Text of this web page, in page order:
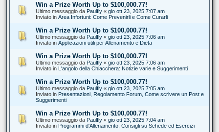
Win a Prize Worth Up to $100,000.77!
Ultimo messaggio da Paulfly « gio ott 23, 2025 7:07 am
Inviato in Area Infortuni: Come Prevenirli e Come Curarli
Win a Prize Worth Up to $100,000.77!
Ultimo messaggio da Paulfly « gio ott 23, 2025 7:06 am
Inviato in Applicazioni utili per Allenamento e Dieta
Win a Prize Worth Up to $100,000.77!
Ultimo messaggio da Paulfly « gio ott 23, 2025 7:06 am
Inviato in L'angolo della Chiacchera: Notizie varie e Suggerimenti
Win a Prize Worth Up to $100,000.77!
Ultimo messaggio da Paulfly « gio ott 23, 2025 7:05 am
Inviato in Presentazioni, Regolamento Forum, Come scrivere un Post e
Suggerimenti
Win a Prize Worth Up to $100,000.77!
Ultimo messaggio da Paulfly « gio ott 23, 2025 7:04 am
Inviato in Programmi d'Allenamento, Consigli su Schede ed Esercizi